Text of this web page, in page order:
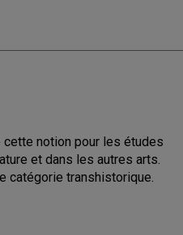
cette notion pour les études
et dans les autres arts.
catégorie transhistorique.